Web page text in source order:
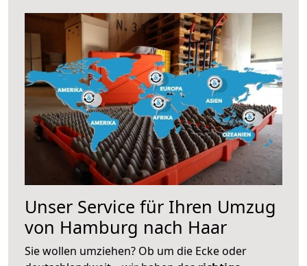
Unser Service für Ihren Umzug
von Hamburg nach Haar
Sie wollen umziehen? Ob um die Ecke oder